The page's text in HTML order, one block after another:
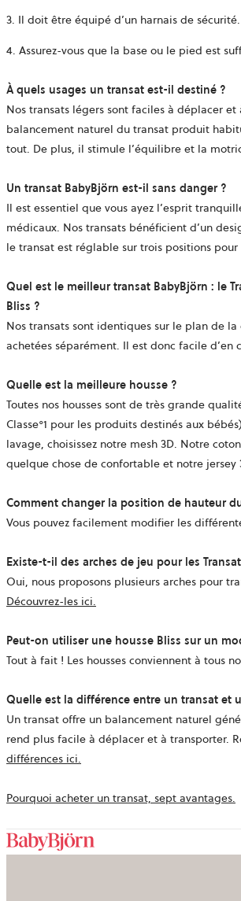
3. Il doit être équipé d’un harnais de sécurité.
4. Assurez-vous que la base ou le pied est
À quels usages un transat est-il destiné ?
Nos transats légers sont faciles à déplacer
balancement naturel du transat produit
tout. De plus, il stimule l’équilibre et la
Un transat BabyBjörn est-il sans danger ?
Il est essentiel que vous ayez l’esprit
médicaux. Nos transats bénéficient d’un
le transat est réglable sur trois positions
Quel est le meilleur transat BabyBjörn : le
Bliss ?
Nos transats sont identiques sur le plan de
achetées séparément. Il est donc facile d’en
Quelle est la meilleure housse ?
Toutes nos housses sont de très grande
Classe°1 pour les produits destinés aux
lavage, choisissez notre mesh 3D. Notre
quelque chose de confortable et notre jersey
Comment changer la position de hauteur
Vous pouvez facilement modifier les
Existe-t-il des arches de jeu pour les
Oui, nous proposons plusieurs arches pour
Découvrez-les ici.
Peut-on utiliser une housse Bliss sur un
Tout à fait ! Les housses conviennent à tous
Quelle est la différence entre un transat et
Un transat offre un balancement naturel
rend plus facile à déplacer et à transporter.
différences ici.
Pourquoi acheter un transat, sept avantages.